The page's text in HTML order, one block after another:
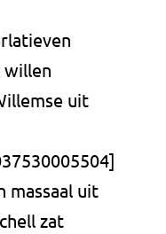
willen
uit
massaal uit
zat